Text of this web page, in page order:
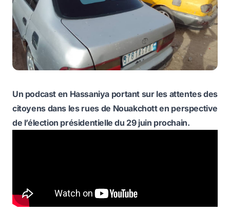
Un podcast en Hassaniya portant sur les attentes des
citoyens dans les rues de Nouakchott en perspective
de l’élection présidentielle du 29 juin prochain.